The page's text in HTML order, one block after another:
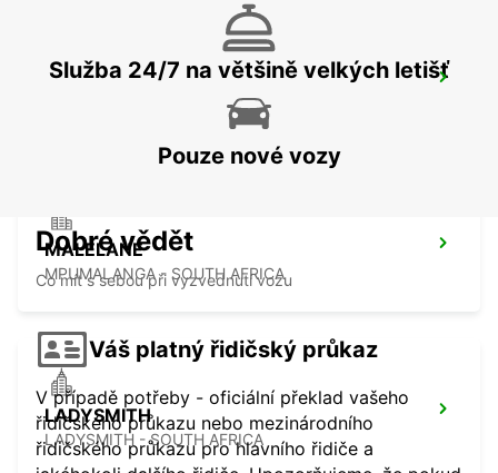
DURBAN AIRPORT
DURBAN - SOUTH AFRICA
MALELANE
MPUMALANGA - SOUTH AFRICA
LADYSMITH
LADYSMITH - SOUTH AFRICA
Služba 24/7 na většině velkých letišť
Pouze nové vozy
Dobré vědět
Co mít s sebou při vyzvednutí vozu
Váš platný řidičský průkaz
V případě potřeby - oficiální překlad vašeho
řidičského průkazu nebo mezinárodního
řidičského průkazu pro hlavního řidiče a